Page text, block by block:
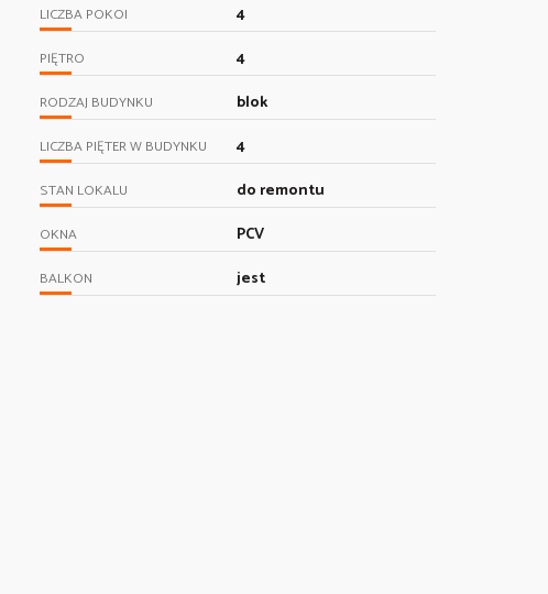
LICZBA POKOI 4
PIĘTRO 4
RODZAJ BUDYNKU blok
LICZBA PIĘTER W BUDYNKU 4
STAN LOKALU do remontu
OKNA PCV
BALKON jest